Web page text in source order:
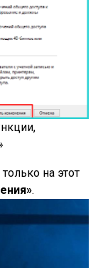
только на этот
.